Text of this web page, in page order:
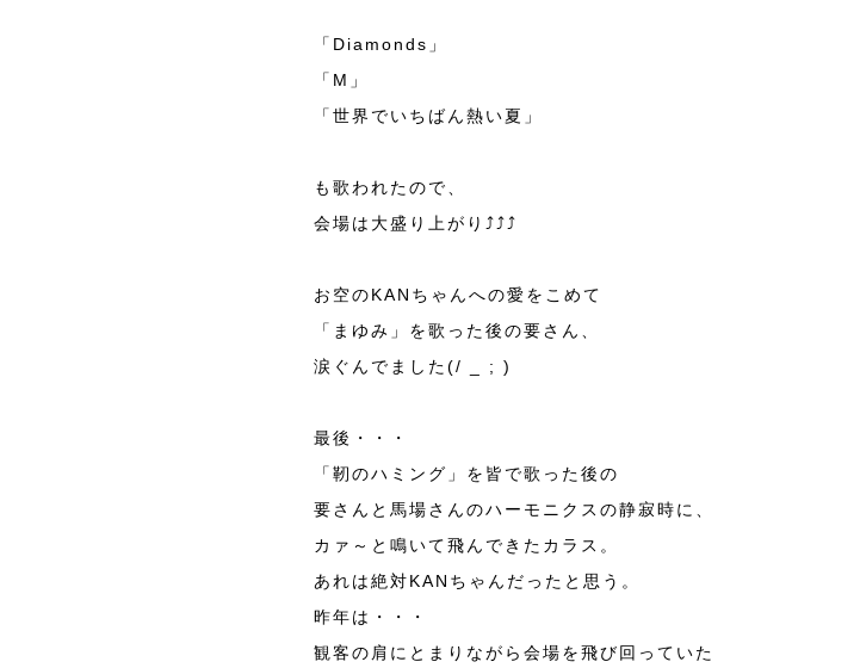
「Diamonds」
「M」
「世界でいちばん熱い夏」
も歌われたので、
会場は大盛り上がり⤴︎⤴︎⤴︎
お空のKANちゃんへの愛をこめて
「まゆみ」を歌った後の要さん、
涙ぐんでました(/ _ ; )
最後・・・
「靭のハミング」を皆で歌った後の
要さんと馬場さんのハーモニクスの静寂時に、
カァ～と鳴いて飛んできたカラス。
あれは絶対KANちゃんだったと思う。
昨年は・・・
観客の肩にとまりながら会場を飛び回っていた